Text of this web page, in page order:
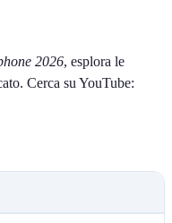
2026, esplora le
Cerca su YouTube: